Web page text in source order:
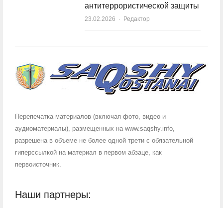
антитеррористической защиты
23.02.2026 Author
Редактор
Перепечатка материалов (включая фото, видео и
аудиоматериалы), размещенных на www.saqshy.info,
разрешена в объеме не более одной трети с обязательной
гиперссылкой на материал в первом абзаце, как
первоисточник.
Наши партнеры: